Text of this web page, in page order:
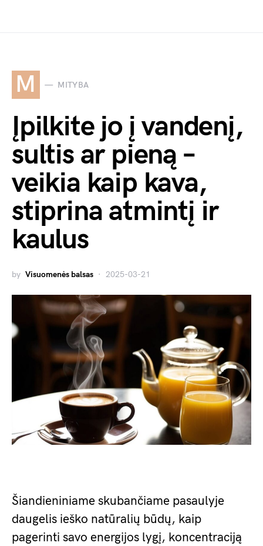
M MITYBA
Įpilkite jo į vandenį,
sultis ar pieną –
veikia kaip kava,
stiprina atmintį ir
kaulus
by Visuomenės balsas 2025-03-21
Šiandieniniame skubančiame pasaulyje
daugelis ieško natūralių būdų, kaip
pagerinti savo energijos lygį, koncentraciją